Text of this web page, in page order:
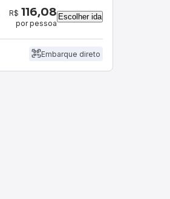
R$ 116,08
por pessoa
Escolher ida
Embarque direto